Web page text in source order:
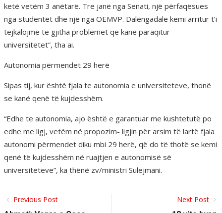
ketë vetëm 3 anëtarë. Tre janë nga Senati, një përfaqësues
nga studentët dhe një nga OEMVP. Dalëngadalë kemi arritur t’i
tejkalojmë të gjitha problemet që kanë paraqitur
universitetet”, tha ai.
Autonomia përmendet 29 herë
Sipas tij, kur është fjala te autonomia e universiteteve, thonë
se kanë qenë të kujdesshëm.
“Edhe te autonomia, ajo është e garantuar me kushtetutë po
edhe me ligj, vetëm në propozim- ligjin për arsim të lartë fjala
autonomi përmendet diku mbi 29 herë, që do të thotë se kemi
qenë të kujdesshëm në ruajtjen e autonomisë së
universiteteve”, ka thënë zv/ministri Sulejmani.
Previous Post
Next Post